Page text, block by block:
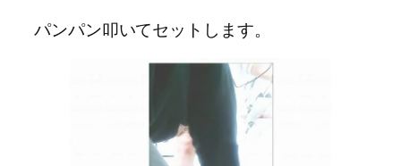
パンパン叩いてセットします。